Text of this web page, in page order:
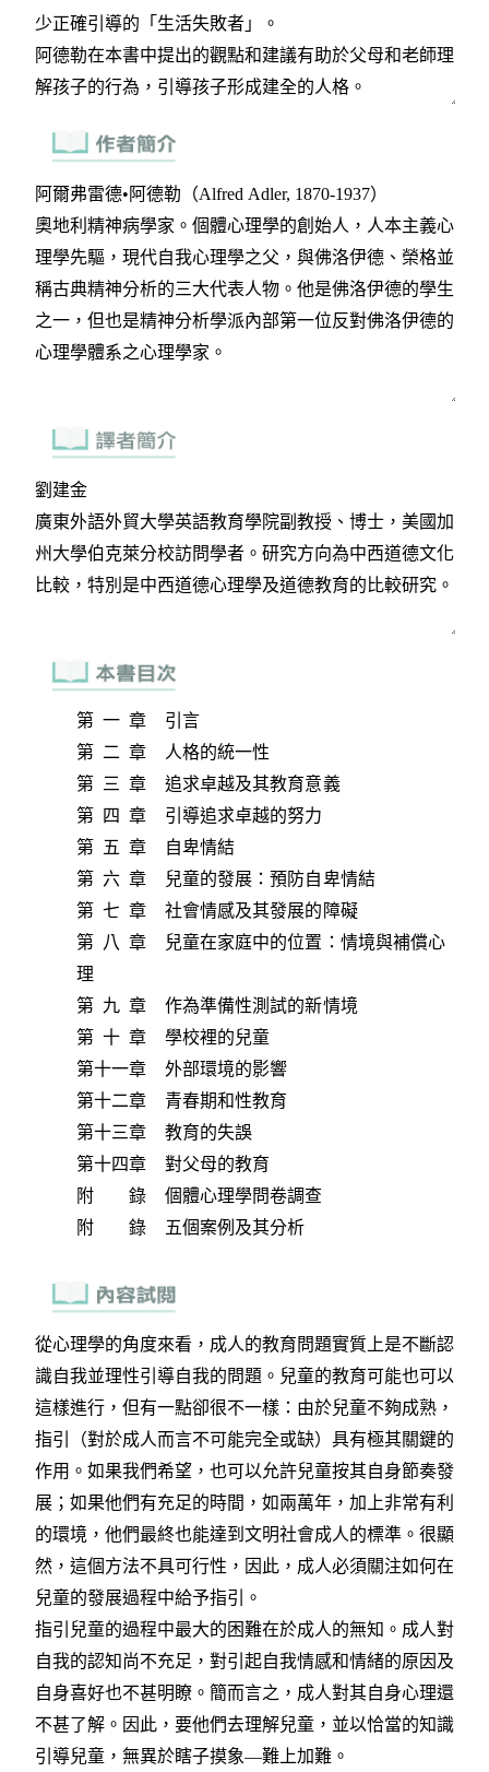
第 一 章 引言
第 二 章 人格的統一性
第 三 章 追求卓越及其教育意義
第 四 章 引導追求卓越的努力
第 五 章 自卑情結
第 六 章 兒童的發展：預防自卑情結
第 七 章 社會情感及其發展的障礙
第 八 章 兒童在家庭中的位置：情境與補償心
理
第 九 章 作為準備性測試的新情境
第 十 章 學校裡的兒童
第十一章 外部環境的影響
第十二章 青春期和性教育
第十三章 教育的失誤
第十四章 對父母的教育
附 錄 個體心理學問卷調查
附 錄 五個案例及其分析